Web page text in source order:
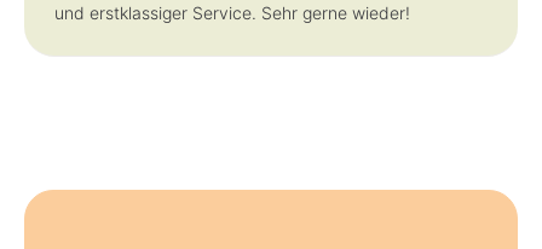
und erstklassiger Service. Sehr gerne wieder!